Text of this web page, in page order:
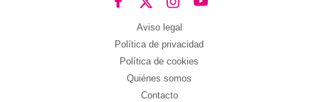
Aviso legal
Política de privacidad
Política de cookies
Quiénes somos
Contacto